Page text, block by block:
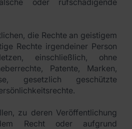
oder rufschädigende
die Rechte an geistigem
Rechte irgendeiner Person
einschließlich, ohne
Patente, Marken,
gesetzlich geschützte
zu deren Veröffentlichung
Recht oder aufgrund